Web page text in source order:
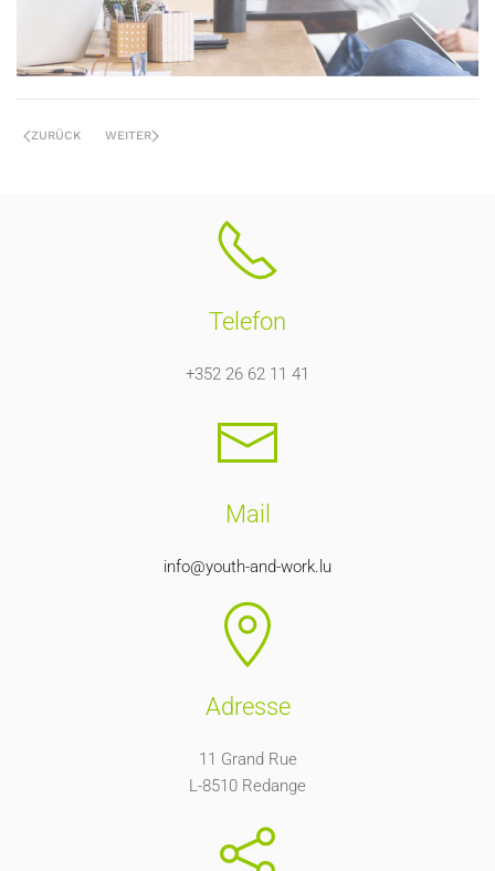
ZURÜCK WEITER
Telefon
+352 26 62 11 41
Mail
info@youth-and-work.lu
Adresse
11 Grand Rue
L-8510 Redange